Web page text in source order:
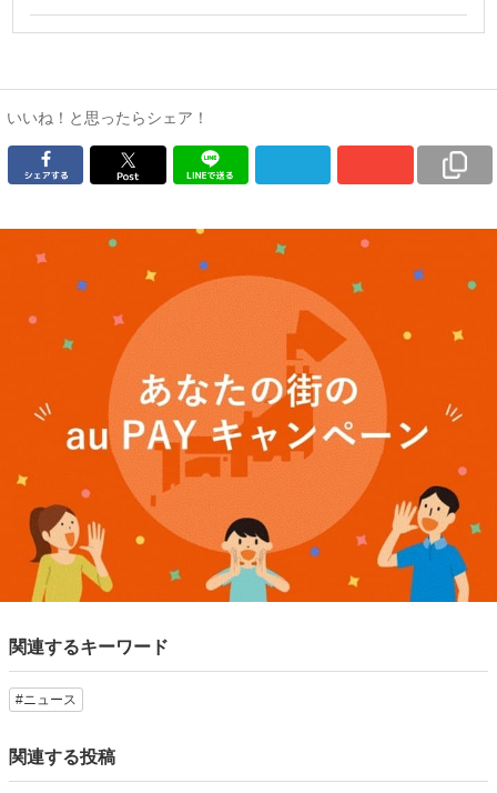
いいね！と思ったらシェア！
関連するキーワード
#ニュース
関連する投稿